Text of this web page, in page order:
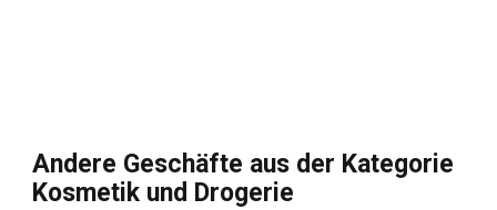
Andere Geschäfte aus der Kategorie
Kosmetik und Drogerie